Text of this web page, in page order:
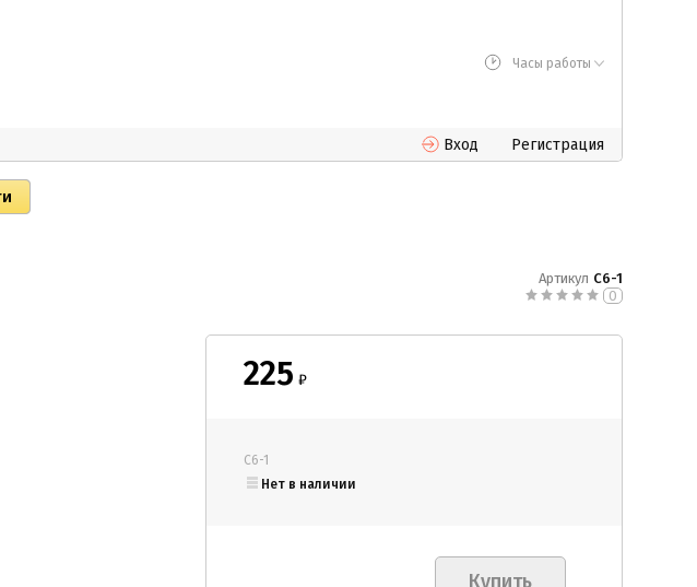
Часы работы
Вход Регистрация
Артикул С6-1
0
225 ₽
С6-1
Нет в наличии